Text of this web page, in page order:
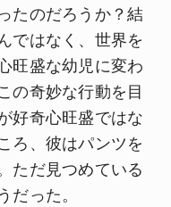
たのだろうか？結
ではなく、世界を
旺盛な幼児に変わ
の奇妙な行動を目
好奇心旺盛ではな
ろ、彼はパンツを
ただ見つめている
った。